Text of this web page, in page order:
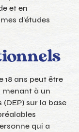
et en
d’études
18 ans peut être
menant à un
sur la base
qui a